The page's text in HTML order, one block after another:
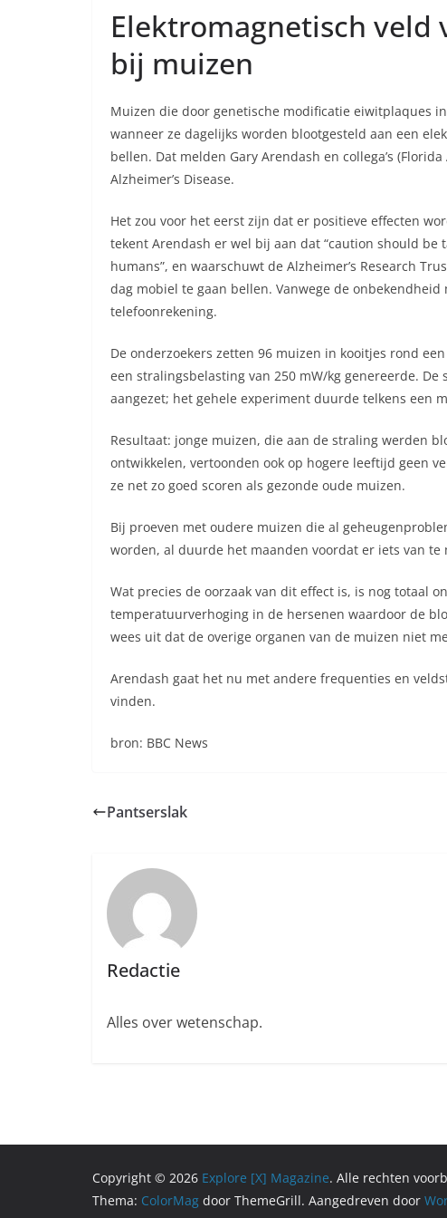
Elektromagnetisch
bij muizen
Muizen die door genetische modificatie eiwitplaques
wanneer ze dagelijks worden blootgesteld aan een
bellen. Dat melden Gary Arendash en collega’s
Alzheimer’s Disease.
Het zou voor het eerst zijn dat er positieve effecten
tekent Arendash er wel bij aan dat “caution should
humans”, en waarschuwt de Alzheimer’s Research
dag mobiel te gaan bellen. Vanwege de
telefoonrekening.
De onderzoekers zetten 96 muizen in kooitjes rond
een stralingsbelasting van 250 mW/kg genereerde.
aangezet; het gehele experiment duurde telkens een
Resultaat: jonge muizen, die aan de straling werden
ontwikkelen, vertoonden ook op hogere leeftijd geen
ze net zo goed scoren als gezonde oude muizen.
Bij proeven met oudere muizen die al
worden, al duurde het maanden voordat er iets van te
Wat precies de oorzaak van dit effect is, is nog totaal
temperatuurverhoging in de hersenen waardoor de
wees uit dat de overige organen van de muizen niet
Arendash gaat het nu met andere frequenties en
vinden.
bron: BBC News
Pantserslak
Redactie
Alles over wetenschap.
Copyright © 2026 Explore [X] Magazine. Alle rechten
Thema: ColorMag door ThemeGrill. Aangedreven door